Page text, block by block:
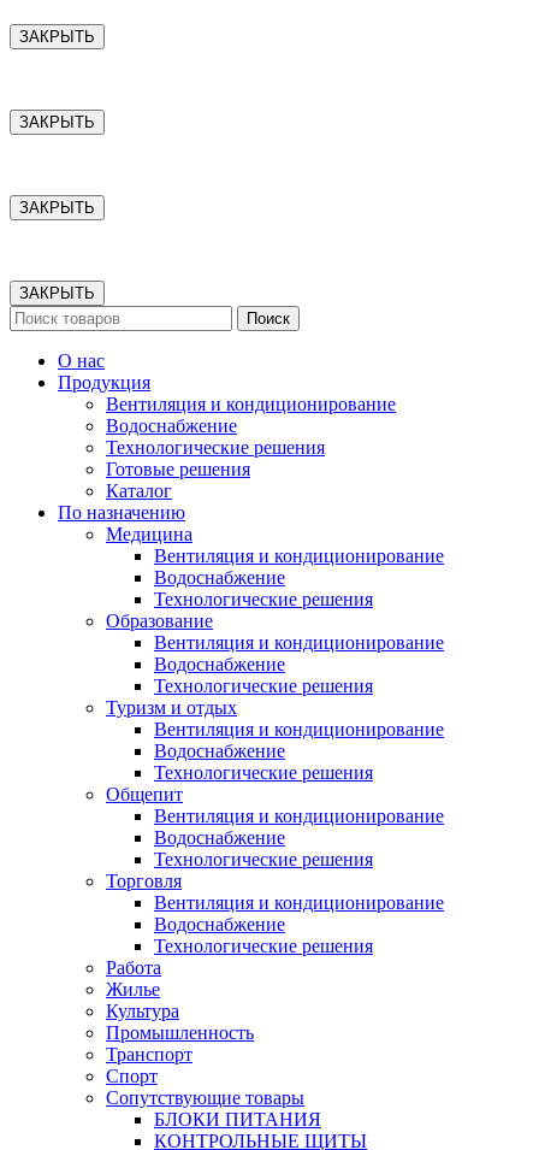
ЗАКРЫТЬ
ЗАКРЫТЬ
ЗАКРЫТЬ
ЗАКРЫТЬ
Поиск
О нас
Продукция
Вентиляция и кондиционирование
Водоснабжение
Технологические решения
Готовые решения
Каталог
По назначению
Медицина
Вентиляция и кондиционирование
Водоснабжение
Технологические решения
Образование
Вентиляция и кондиционирование
Водоснабжение
Технологические решения
Туризм и отдых
Вентиляция и кондиционирование
Водоснабжение
Технологические решения
Общепит
Вентиляция и кондиционирование
Водоснабжение
Технологические решения
Торговля
Вентиляция и кондиционирование
Водоснабжение
Технологические решения
Работа
Жилье
Культура
Промышленность
Транспорт
Спорт
Сопутствующие товары
БЛОКИ ПИТАНИЯ
КОНТРОЛЬНЫЕ ЩИТЫ